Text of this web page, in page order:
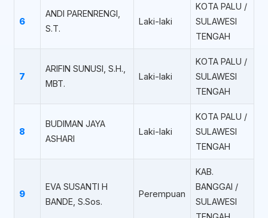
6
ANDI PARENRENGI,
S.T.
Laki-laki
KOTA PALU /
SULAWESI
TENGAH
7
ARIFIN SUNUSI, S.H.,
MBT.
Laki-laki
KOTA PALU /
SULAWESI
TENGAH
8
BUDIMAN JAYA
ASHARI
Laki-laki
KOTA PALU /
SULAWESI
TENGAH
9
EVA SUSANTI H
BANDE, S.Sos.
Perempuan
KAB.
BANGGAI /
SULAWESI